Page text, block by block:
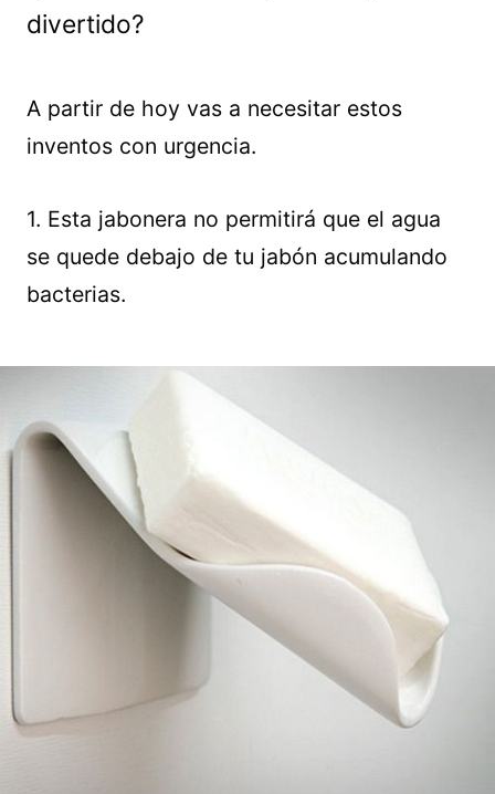
divertido?
A partir de hoy vas a necesitar estos
inventos con urgencia.
1. Esta jabonera no permitirá que el agua
se quede debajo de tu jabón acumulando
bacterias.